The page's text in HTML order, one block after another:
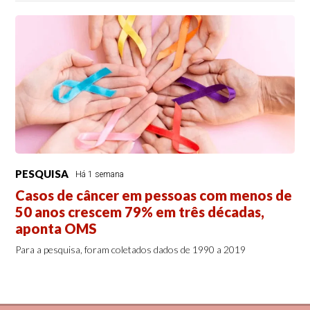
PESQUISA Há 1 semana
Casos de câncer em pessoas com menos de
50 anos crescem 79% em três décadas,
aponta OMS
Para a pesquisa, foram coletados dados de 1990 a 2019